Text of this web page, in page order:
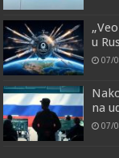
u
07/
na
07/